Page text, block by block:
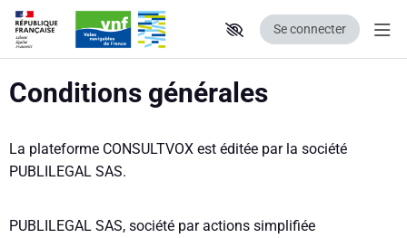
Se connecter
Conditions générales
La plateforme CONSULTVOX est éditée par la société
PUBLILEGAL SAS.
PUBLILEGAL SAS, société par actions simplifiée